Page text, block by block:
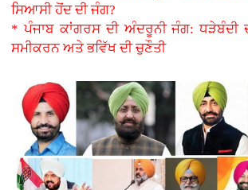
ਸਿਆਸੀ ਹੋਂਦ ਦੀ ਜੰਗ?
* ਪੰਜਾਬ ਕਾਂਗਰਸ ਦੀ ਅੰਦਰੂਨੀ ਜੰਗ: ਧੜੇਬੰਦੀ
ਸਮੀਕਰਨ ਅਤੇ ਭਵਿੱਖ ਦੀ ਚੁਣੌਤੀ